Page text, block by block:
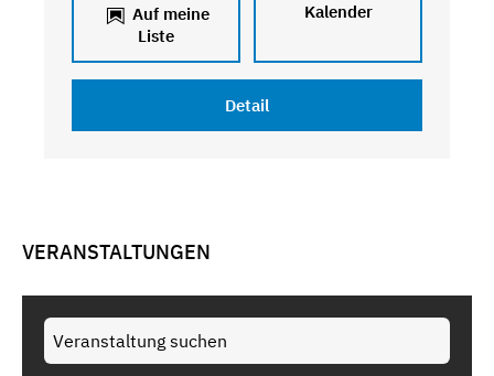
Auf meine
Liste
Kalender
Detail
VERANSTALTUNGEN